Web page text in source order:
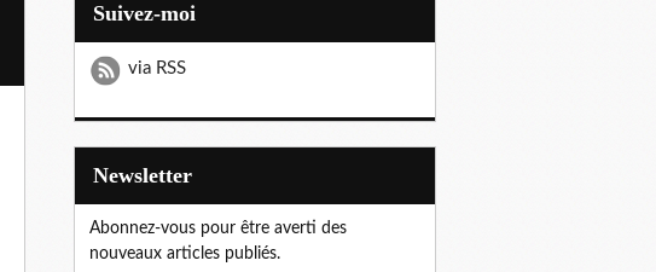
Suivez-moi
via RSS
Newsletter
Abonnez-vous pour être averti des
nouveaux articles publiés.